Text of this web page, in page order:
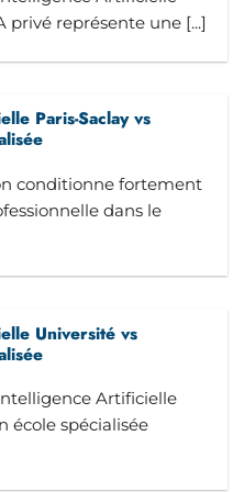
privé représente une [...]
Paris-Saclay vs
conditionne fortement
dans le
Université vs
Artificielle
école spécialisée